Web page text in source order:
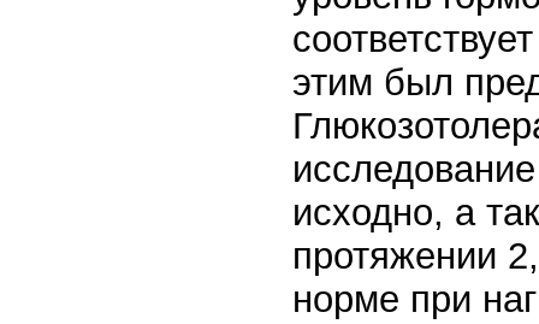
этим был
исходно, а
протяжении
норме при